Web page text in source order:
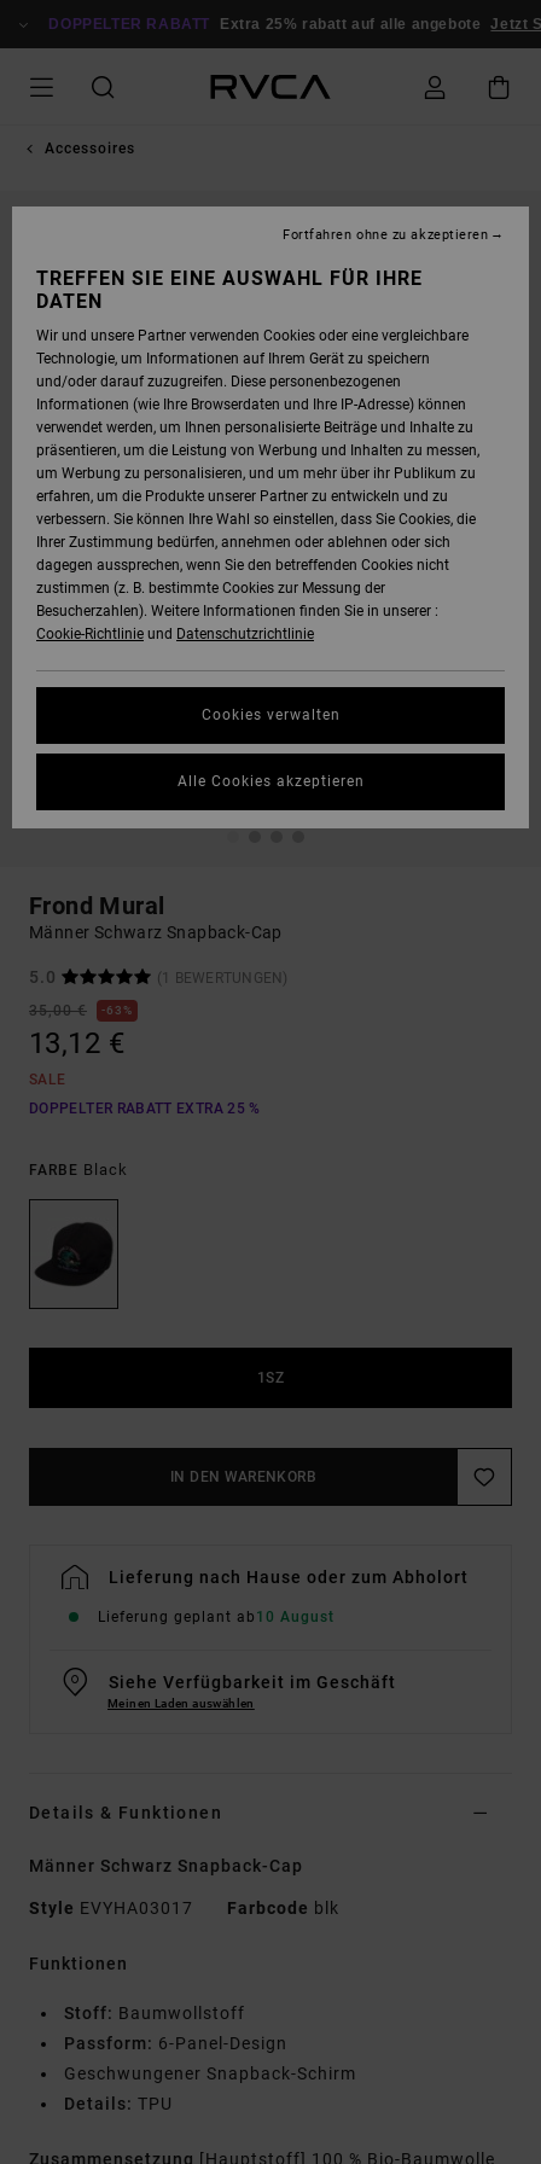
ZUR
DOPPELTER RABATT Extra 25% rabatt auf alle angebote Jetzt
Accessoires
Frond Mural
Männer Schwarz Snapback-Cap
5.0
(1 BEWERTUNGEN)
35,00 €
63%
13,12 €
SALE
DOPPELTER RABATT EXTRA 25 %
FARBE Black
1SZ
IN DEN WARENKORB
Lieferung nach Hause oder zum Abholort
Lieferung geplant ab 10 August
Siehe Verfügbarkeit im Geschäft
Meinen Laden auswählen
Details & Funktionen
Männer Schwarz Snapback-Cap
Style EVYHA03017 Farbcode blk
Funktionen
Stoff: Baumwollstoff
Passform: 6-Panel-Design
Geschwungener Snapback-Schirm
Details: TPU
Zusammensetzung [Hauptstoff] 100 % Bio-Baumwolle
TREFFEN SIE EINE AUSWAHL FÜR IHRE
DATEN
Wir und unsere Partner verwenden Cookies oder eine vergleichbare
Technologie, um Informationen auf Ihrem Gerät zu speichern
und/oder darauf zuzugreifen. Diese personenbezogenen
Informationen (wie Ihre Browserdaten und Ihre IP-Adresse) können
verwendet werden, um Ihnen personalisierte Beiträge und Inhalte zu
präsentieren, um die Leistung von Werbung und Inhalten zu messen,
um Werbung zu personalisieren, und um mehr über ihr Publikum zu
erfahren, um die Produkte unserer Partner zu entwickeln und zu
verbessern. Sie können Ihre Wahl so einstellen, dass Sie Cookies, die
Ihrer Zustimmung bedürfen, annehmen oder ablehnen oder sich
dagegen aussprechen, wenn Sie den betreffenden Cookies nicht
zustimmen (z. B. bestimmte Cookies zur Messung der
Besucherzahlen). Weitere Informationen finden Sie in unserer :
Cookie-Richtlinie und Datenschutzrichtlinie
Cookies verwalten
Fortfahren ohne zu akzeptieren
Alle Cookies akzeptieren